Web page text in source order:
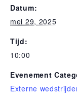
Datum:
mei 29, 2025
Tijd:
10:00
Evenement
Externe